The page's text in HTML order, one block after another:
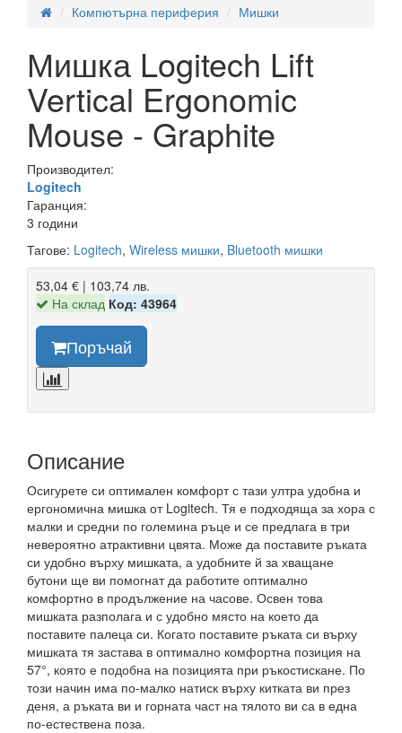
Компютърна периферия Мишки
Мишка Logitech Lift
Vertical Ergonomic
Mouse - Graphite
Производител:
Logitech
Гаранция:
3 години
Тагове: Logitech, Wireless мишки, Bluetooth мишки
53,04 € | 103,74 лв.
На склад Код: 43964
Поръчай
Описание
Осигурете си оптимален комфорт с тази ултра удобна и
ергономична мишка от Logitech. Тя е подходяща за хора с
малки и средни по големина ръце и се предлага в три
невероятно атрактивни цвята. Може да поставите ръката
си удобно върху мишката, а удобните й за хващане
бутони ще ви помогнат да работите оптимално
комфортно в продължение на часове. Освен това
мишката разполага и с удобно място на което да
поставите палеца си. Когато поставите ръката си върху
мишката тя застава в оптимално комфортна позиция на
57°, която е подобна на позицията при ръкостискане. По
този начин има по-малко натиск върху китката ви през
деня, а ръката ви и горната част на тялото ви са в една
по-естествена поза.